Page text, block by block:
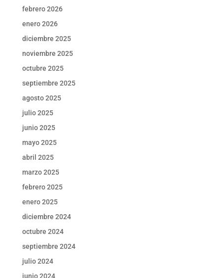
febrero 2026
enero 2026
diciembre 2025
noviembre 2025
octubre 2025
septiembre 2025
agosto 2025
julio 2025
junio 2025
mayo 2025
abril 2025
marzo 2025
febrero 2025
enero 2025
diciembre 2024
octubre 2024
septiembre 2024
julio 2024
junio 2024